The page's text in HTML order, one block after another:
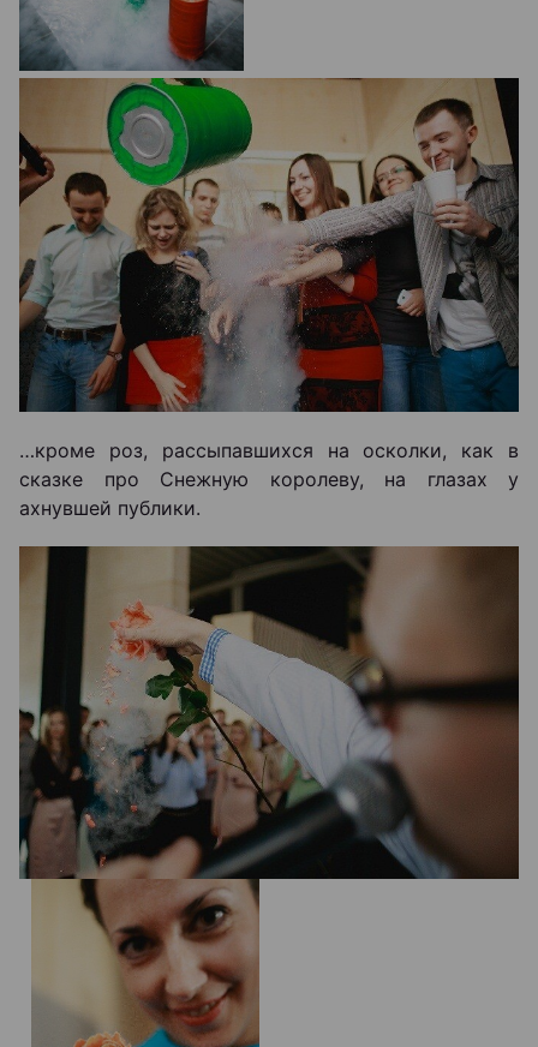
…кроме роз, рассыпавшихся на осколки, как в
сказке про Снежную королеву, на глазах у
ахнувшей публики.